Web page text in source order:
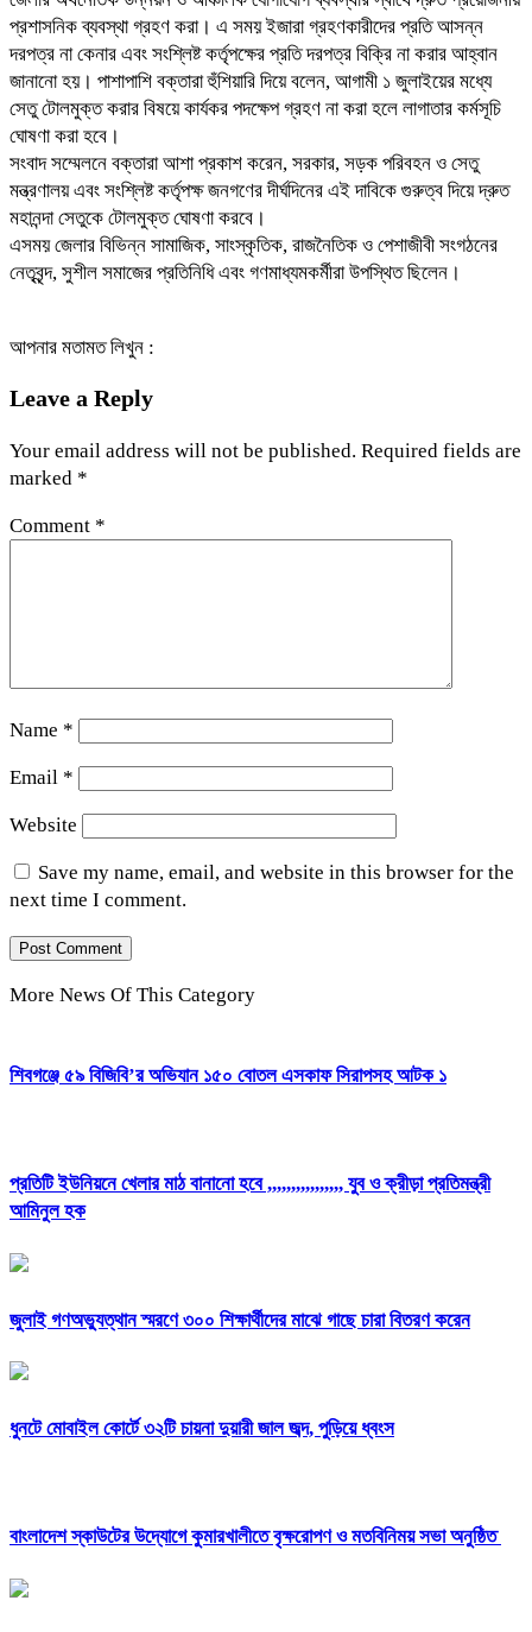
প্রশাসনিক ব্যবস্থা গ্রহণ করা। এ সময় ইজারা গ্রহণকারীদের প্রতি আসন্ন
দরপত্র না কেনার এবং সংশ্লিষ্ট কর্তৃপক্ষের প্রতি দরপত্র বিক্রি না করার আহ্বান
জানানো হয়। পাশাপাশি বক্তারা হুঁশিয়ারি দিয়ে বলেন, আগামী ১ জুলাইয়ের মধ্যে
সেতু টোলমুক্ত করার বিষয়ে কার্যকর পদক্ষেপ গ্রহণ না করা হলে লাগাতার কর্মসূচি
ঘোষণা করা হবে।
সংবাদ সম্মেলনে বক্তারা আশা প্রকাশ করেন, সরকার, সড়ক পরিবহন ও সেতু
মন্ত্রণালয় এবং সংশ্লিষ্ট কর্তৃপক্ষ জনগণের দীর্ঘদিনের এই দাবিকে গুরুত্ব দিয়ে দ্রুত
মহানন্দা সেতুকে টোলমুক্ত ঘোষণা করবে।
এসময় জেলার বিভিন্ন সামাজিক, সাংস্কৃতিক, রাজনৈতিক ও পেশাজীবী সংগঠনের
নেতৃবৃন্দ, সুশীল সমাজের প্রতিনিধি এবং গণমাধ্যমকর্মীরা উপস্থিত ছিলেন।
আপনার মতামত লিখুন :
Leave a Reply
Your email address will not be published. Required fields are
marked *
Comment *
Name *
Email *
Website
Save my name, email, and website in this browser for the
next time I comment.
More News Of This Category
শিবগঞ্জে ৫৯ বিজিবি’র অভিযান ১৫০ বোতল এসকাফ সিরাপসহ আটক ১
প্রতিটি ইউনিয়নে খেলার মাঠ বানানো হবে ,,,,,,,,,,,,,,,, যুব ও ক্রীড়া প্রতিমন্ত্রী
আমিনুল হক
জুলাই গণঅভ্যুত্থান স্মরণে ৩০০ শিক্ষার্থীদের মাঝে গাছে চারা বিতরণ করেন
ধুনটে মোবাইল কোর্টে ৩২টি চায়না দুয়ারী জাল জব্দ, পুড়িয়ে ধ্বংস
বাংলাদেশ স্কাউটের উদ্যোগে কুমারখালীতে বৃক্ষরোপণ ও মতবিনিময় সভা অনুষ্ঠিত